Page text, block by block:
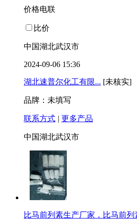
价格电联
比价
中国湖北武汉市
2024-09-06 15:36
湖北速普尔化工有限... [未核实]
品牌：未填写
联系方式 | 更多产品
中国湖北武汉市
比马前列素生产厂家，比马前列